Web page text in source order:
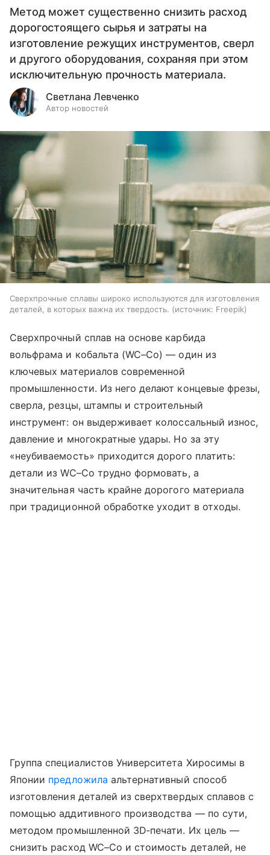
Метод может существенно снизить расход
дорогостоящего сырья и затраты на
изготовление режущих инструментов, сверл
и другого оборудования, сохраняя при этом
исключительную прочность материала.
Светлана Левченко
Автор новостей
Сверхпрочные сплавы широко используются для изготовления
деталей, в которых важна их твердость.
источник: Freepik
Сверхпрочный сплав на основе карбида
вольфрама и кобальта (WC–Co) — один из
ключевых материалов современной
промышленности. Из него делают концевые фрезы,
сверла, резцы, штампы и строительный
инструмент: он выдерживает колоссальный износ,
давление и многократные удары. Но за эту
«неубиваемость» приходится дорого платить:
детали из WC–Co трудно формовать, а
значительная часть крайне дорогого материала
при традиционной обработке уходит в отходы.
Группа специалистов Университета Хиросимы в
Японии предложила альтернативный способ
изготовления деталей из сверхтвердых сплавов с
помощью аддитивного производства — по сути,
методом промышленной 3D‑печати. Их цель —
снизить расход WC–Co и стоимость деталей, не